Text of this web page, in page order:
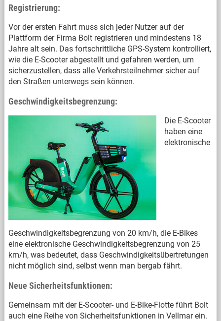
Registrierung:
Vor der ersten Fahrt muss sich jeder Nutzer auf der
Plattform der Firma Bolt registrieren und mindestens 18
Jahre alt sein. Das fortschrittliche GPS-System kontrolliert,
wie die E-Scooter abgestellt und gefahren werden, um
sicherzustellen, dass alle Verkehrsteilnehmer sicher auf
den Straßen unterwegs sein können.
Geschwindigkeitsbegrenzung:
Die E-Scooter
haben eine
elektronische
Geschwindigkeitsbegrenzung von 20 km/h, die E-Bikes
eine elektronische Geschwindigkeitsbegrenzung von 25
km/h, was bedeutet, dass Geschwindigkeitsübertretungen
nicht möglich sind, selbst wenn man bergab fährt.
Neue Sicherheitsfunktionen:
Gemeinsam mit der E-Scooter- und E-Bike-Flotte führt Bolt
auch eine Reihe von Sicherheitsfunktionen in Vellmar ein.